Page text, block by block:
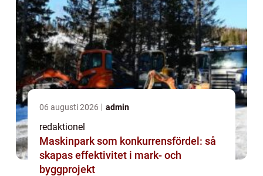
06 augusti 2026 admin
redaktionel
Maskinpark som konkurrensfördel: så
skapas effektivitet i mark- och
byggprojekt